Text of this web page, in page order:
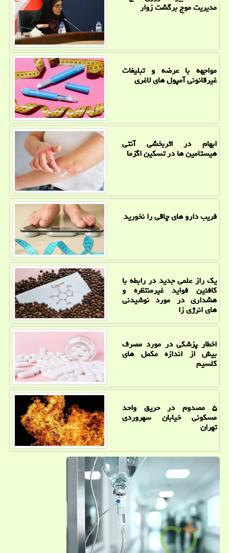
مدیریت موج برگشت زوار
مواجهه با عرضه و تبلیغات
غیرقانونی آمپول های لاغری
ابهام در اثربخشی آنتی
هیستامین ها در تسکین اگزما
فریب دارو های چاقی را نخورید
یک راز علمی جدید در رابطه با
کافئین فواید غیرمنتظره و
هشداری در مورد نوشیدنی
های انرژی زا
اخطار پزشکی در مورد مصرف
بیش از اندازه مکمل های
کلسیم
۵ مصدوم در حریق واحد
مسکونی خیابان سهروردی
تهران